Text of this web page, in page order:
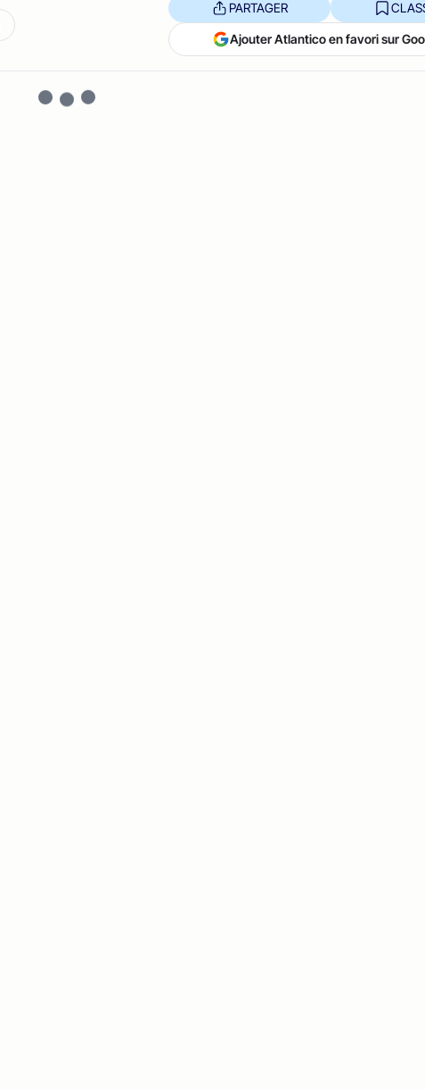
PARTAGER
Ajouter Atlantico en favori sur